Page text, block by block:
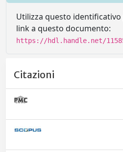
Utilizza questo
link a questo documento:
https://hdl.handle.net/
Citazioni